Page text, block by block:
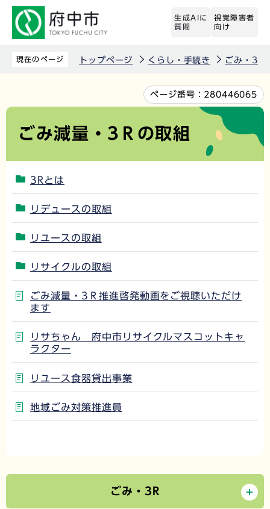
先
す
生成AIに
質問
視覚障害者
向け
現在のページ トップページ くらし・手続き ごみ・3R
文
か
ページ番号： 280446065
ごみ減量・3Ｒの取組
3Rとは
リデュースの取組
リユースの取組
リサイクルの取組
ごみ減量・3Ｒ推進啓発動画をご視聴いただけ
ます
リサちゃん 府中市リサイクルマスコットキャ
ラクター
リユース食器貸出事業
地域ごみ対策推進員
ごみ・3R